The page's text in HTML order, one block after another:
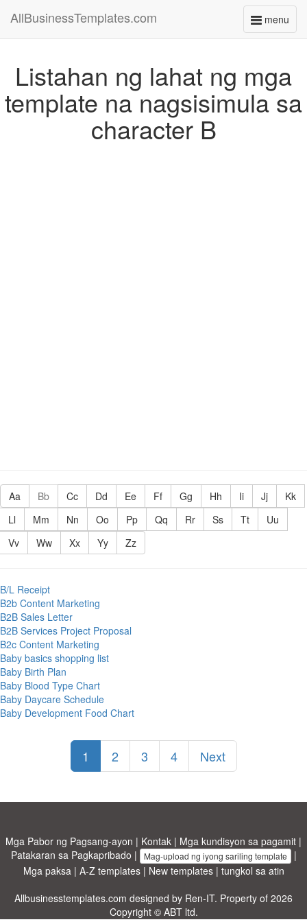
menu
Toggle
AllBusinessTemplates.com
Listahan ng lahat ng mga
template na nagsisimula sa
character B
Aa Bb Cc Dd Ee Ff Gg Hh Ii Jj
Kk
Ll
Mm Nn Oo Pp Qq Rr Ss Tt
Uu
Vv
Ww Xx Yy Zz
B/L Receipt
B2b Content Marketing
B2B Sales Letter
B2B Services Project Proposal
B2c Content Marketing
Baby basics shopping list
Baby Birth Plan
Baby Blood Type Chart
Baby Daycare Schedule
Baby Development Food Chart
1 2 3 4 Next
Mga Pabor ng Pagsang-ayon | Kontak | Mga kundisyon sa pagamit |
Patakaran sa Pagkapribado | Mag-upload ng iyong sariling template |
Mga paksa| A-Z templates| New templates| tungkol sa atin
Allbusinesstemplates.com designed by Ren-IT. Property of 2026
Copyright © ABT ltd.